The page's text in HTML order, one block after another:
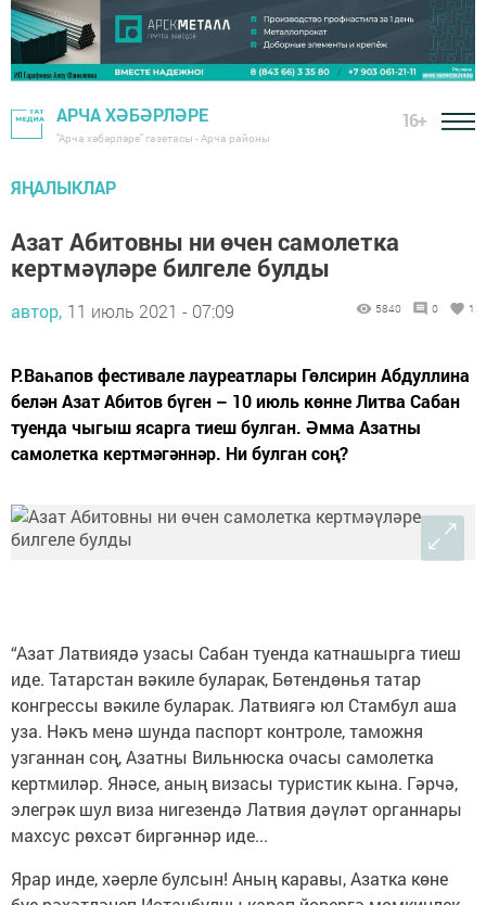
АРЧА ХӘБӘРЛӘРЕ
"Арча хәбәрләре" газетасы - Арча районы
16+
ЯҢАЛЫКЛАР
Азат Абитовны ни өчен самолетка
кертмәүләре билгеле булды
автор, 11 июль 2021 - 07:09 5840 0 1
Р.Ваһапов фестивале лауреатлары Гөлсирин Абдуллина
белән Азат Абитов бүген – 10 июль көнне Литва Сабан
туенда чыгыш ясарга тиеш булган. Әмма Азатны
самолетка кертмәгәннәр. Ни булган соң?
“Азат Латвиядә узасы Сабан туенда катнашырга тиеш
иде. Татарстан вәкиле буларак, Бөтендөнья татар
конгрессы вәкиле буларак. Латвиягә юл Стамбул аша
уза. Нәкъ менә шунда паспорт контроле, таможня
узганнан соң, Азатны Вильнюска очасы самолетка
кертмиләр. Янәсе, аның визасы туристик кына. Гәрчә,
элегрәк шул виза нигезендә Латвия дәүләт органнары
махсус рөхсәт биргәннәр иде...
Ярар инде, хәерле булсын! Аның каравы, Азатка көне